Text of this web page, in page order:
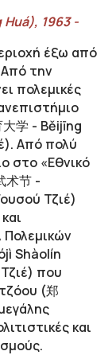
Huá), 1963 -
έξω από
την
πολεμικές
学 - Běijīng
Από πολύ
στο «Εθνικό
术节 -
Τζιέ)
Shàolín
που
(郑
και